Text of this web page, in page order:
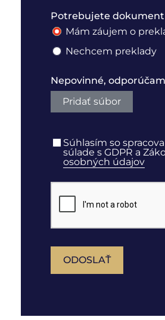
Potrebujete dokument
Mám záujem o
Nechcem preklady
Nepovinné,
Pridať súbor
Súhlasím so
súlade s GDPR a
osobných údajov
ODOSLAŤ